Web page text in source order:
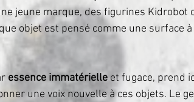
jeune marque, des figurines Kidrobot
objet est pensé comme une
essence immatérielle et fugace, prend
une voix nouvelle à ces objets. Le